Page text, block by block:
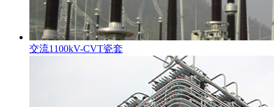
交流1100kV-CVT瓷套